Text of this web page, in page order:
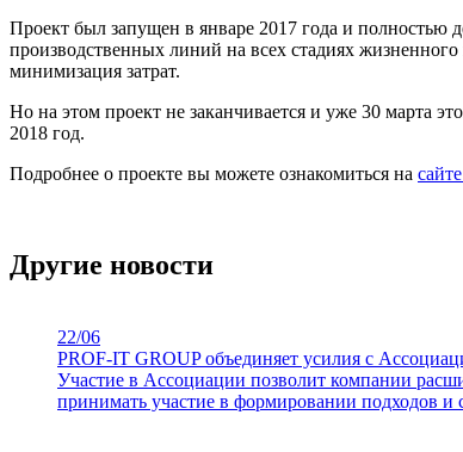
Проект был запущен в январе 2017 года и полностью
производственных линий на всех стадиях
минимизация затрат.
Но на этом проект не заканчивается и уже 30 марта
2018 год.
Подробнее о проекте вы можете ознакомиться на
Другие новости
22/06
PROF-IT GROUP объединяет усилия с
Участие в Ассоциации позволит компании
принимать участие в формировании подходов